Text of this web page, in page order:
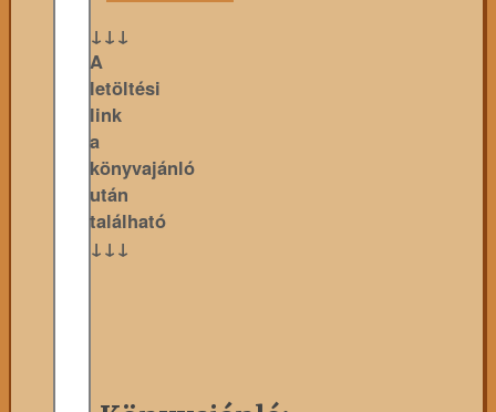
↓↓↓
A
letöltési
link
a
könyvajánló
után
található
↓↓↓